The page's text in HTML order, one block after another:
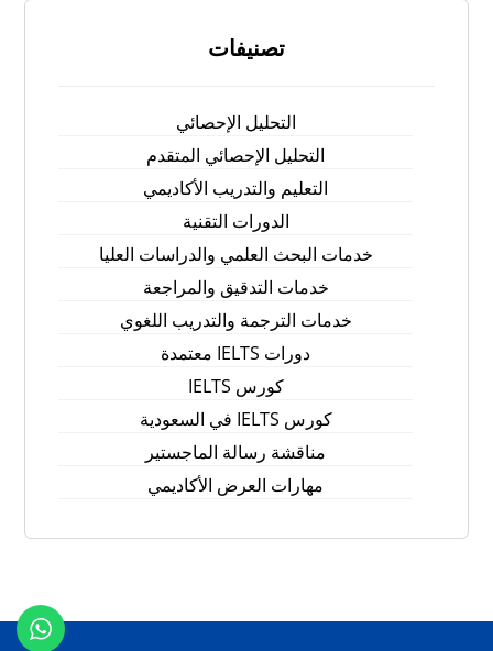
تصنيفات
التحليل الإحصائي
التحليل الإحصائي المتقدم
التعليم والتدريب الأكاديمي
الدورات التقنية
خدمات البحث العلمي والدراسات العليا
خدمات التدقيق والمراجعة
خدمات الترجمة والتدريب اللغوي
دورات IELTS معتمدة
كورس IELTS
كورس IELTS في السعودية
مناقشة رسالة الماجستير
مهارات العرض الأكاديمي